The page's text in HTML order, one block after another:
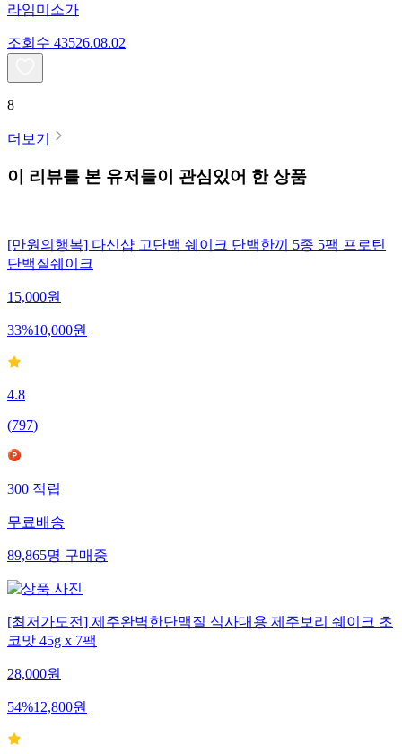
라임미소가
조회수 43526.08.02
8
더보기
이 리뷰를 본 유저들이 관심있어 한 상품
[만원의행복] 다신샵 고단백 쉐이크 단백한끼 5종 5팩 프로틴
단백질쉐이크
15,000원
33%10,000원
4.8
(797)
300 적립
무료배송
89,865명 구매중
[최저가도전] 제주완벽한단맥질 식사대용 제주보리 쉐이크 초
코맛 45g x 7팩
28,000원
54%12,800원